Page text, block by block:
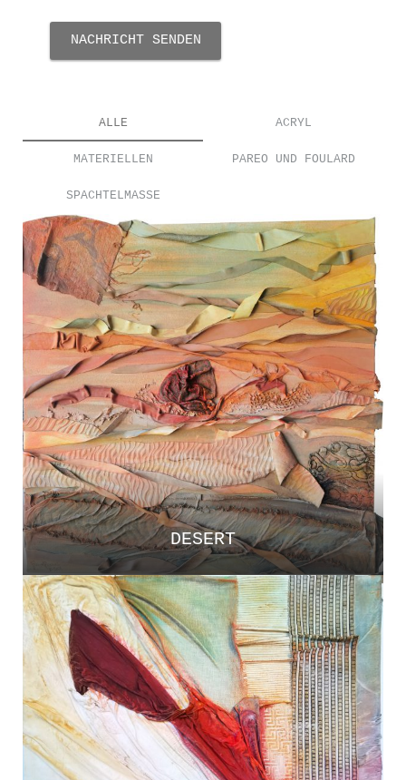
NACHRICHT SENDEN
ALLE ACRYL
MATERIELLEN PAREO UND FOULARD
SPACHTELMASSE
DESERT